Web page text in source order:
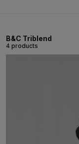
B&C Triblend
4 products